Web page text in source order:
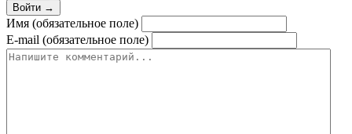
Войти →
Имя (обязательное поле)
E-mail (обязательное поле)